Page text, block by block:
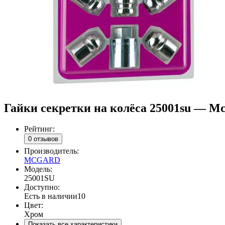
Гайки секретки на колёса 25001su —
Рейтинг:
0 отзывов
Производитель:
MCGARD
Модель:
25001SU
Доступно:
Есть в наличии10
Цвет:
Хром